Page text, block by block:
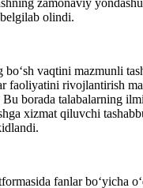
zamonaviy
olindi.
bo‘sh vaqtini mazmunli
faoliyatini rivojlantirish
Bu borada talabalarning
xizmat qiluvchi
fanlar bo‘yicha